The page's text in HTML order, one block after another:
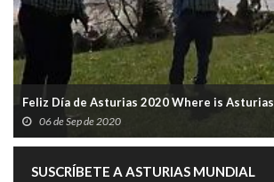
Feliz Día de Asturias 2020 Where is Asturias
06 de Sep de 2020
SUSCRÍBETE A ASTURIAS MUNDIAL